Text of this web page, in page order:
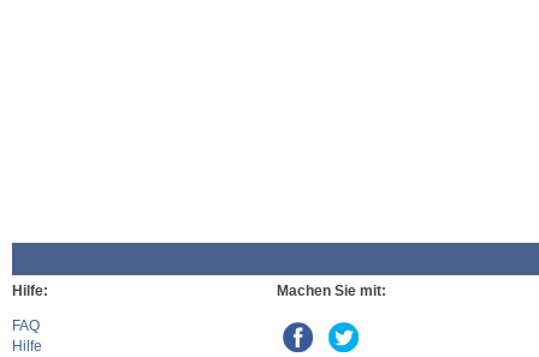
Hilfe:
FAQ
Hilfe
Machen Sie mit: